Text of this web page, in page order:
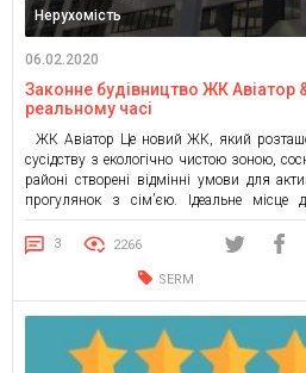
Нерухомість
06.02.2020
Законне будівництво ЖК Авіатор
реальному часі
ЖК Авіатор Це новий ЖК, який
сусідству з екологічно чистою зоною,
районі створені відмінні умови для
прогулянок з сім’єю. Ідеальне
зручність і високу якість життя.
розташування, власний паркінг […]
3 2266
SERM